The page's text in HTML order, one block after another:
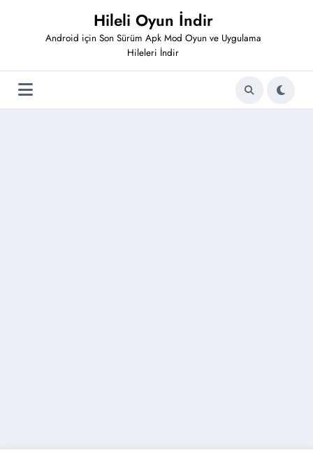
Hileli Oyun İndir
Android için Son Sürüm Apk Mod Oyun ve Uygulama
Hileleri İndir